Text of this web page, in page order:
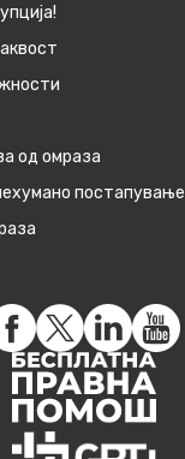
од омраза
постапување